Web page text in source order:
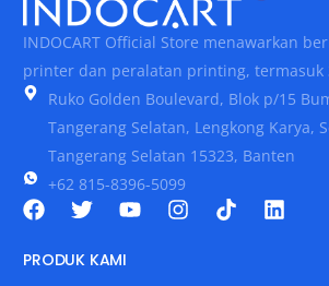
INDOCART Official Store menawarkan
printer dan peralatan printing, termasuk
Ruko Golden Boulevard, Blok p/15
Tangerang Selatan, Lengkong Karya,
Tangerang Selatan 15323, Banten
+62 815-8396-5099
PRODUK KAMI